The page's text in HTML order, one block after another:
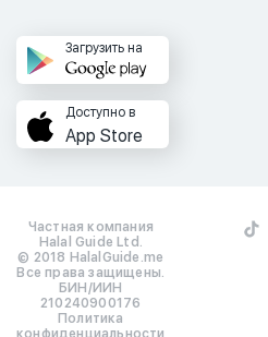
Загрузить на
Доступно в
App Store
Частная компания
Halal Guide Ltd.
© 2018 HalalGuide.me
Все права защищены.
БИН/ИИН
210240900176
Политика
конфиденциальности